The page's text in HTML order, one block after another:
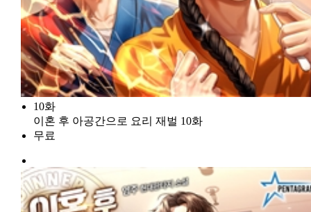
10화
이혼 후 아공간으로 요리 재벌 10화
무료